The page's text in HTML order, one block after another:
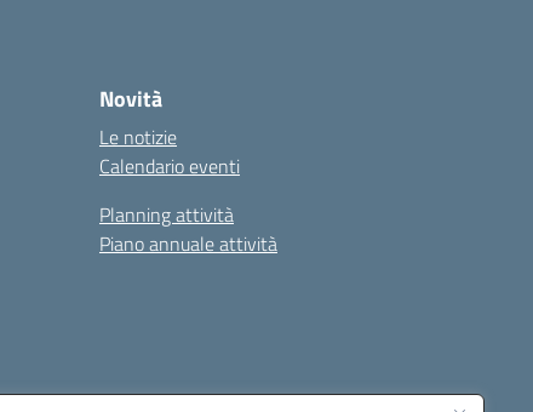
Novità
Le notizie
Calendario eventi
Planning attività
Piano annuale attività